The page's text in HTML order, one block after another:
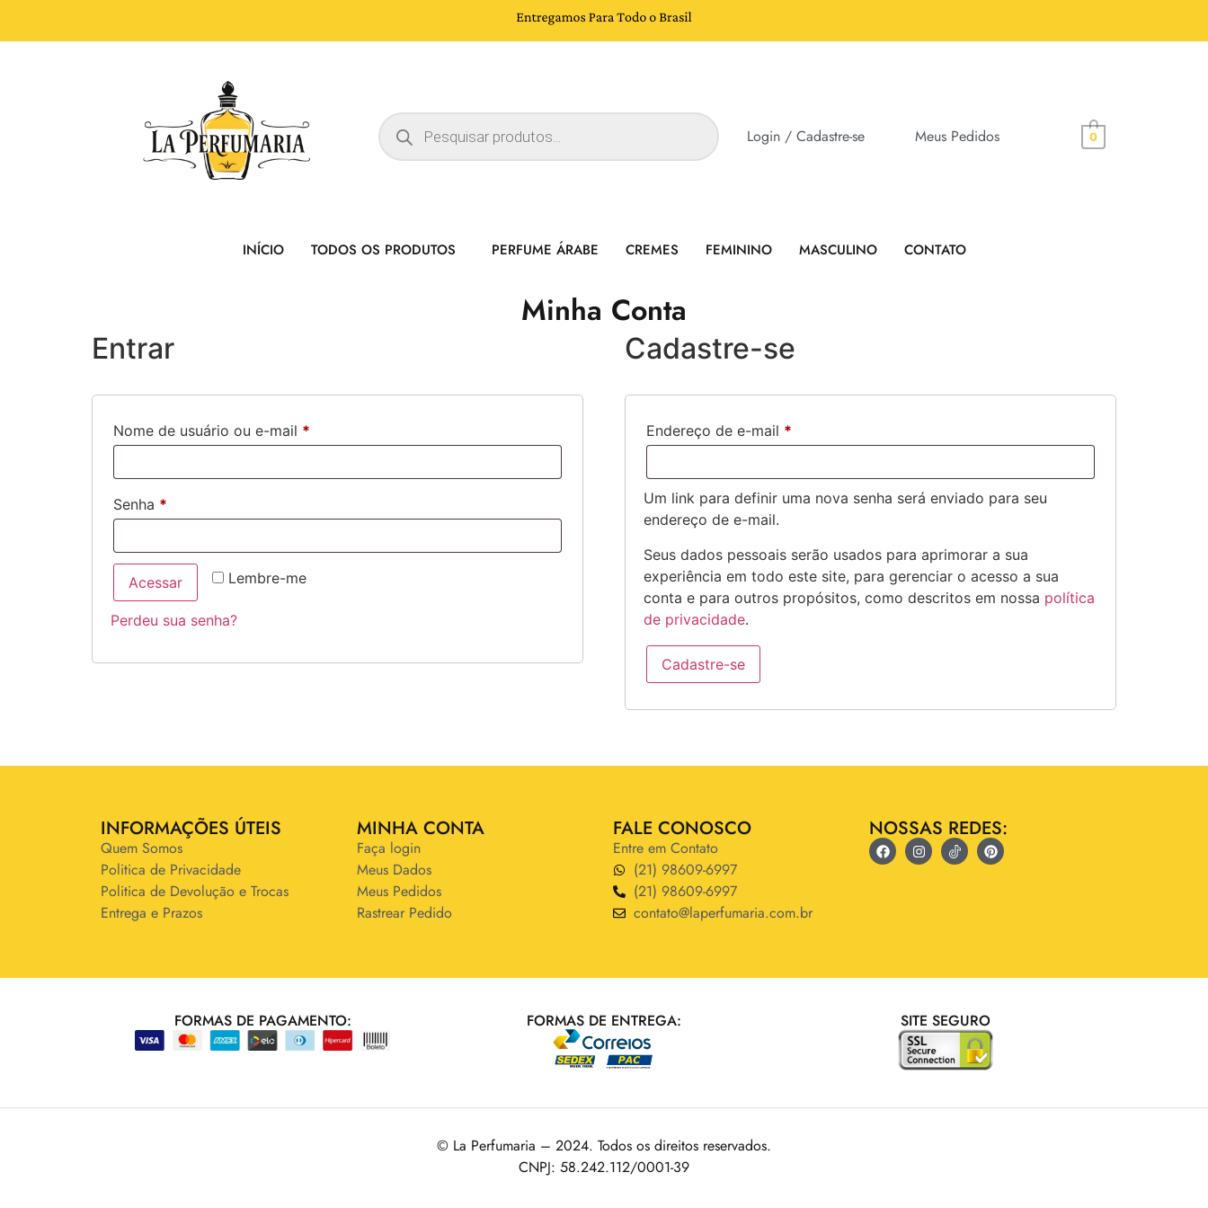
Login / Cadastre-se Meus Pedidos 0
INÍCIO TODOS OS PRODUTOS PERFUME ÁRABE CREMES FEMININO MASCULINO CONTATO
Minha Conta
Entrar
Nome de usuário ou e-mail *
Senha *
Lembre-me
Acessar
Perdeu sua senha?
Cadastre-se
Endereço de e-mail *
Um link para definir uma nova senha será enviado para seu
endereço de e-mail.
Seus dados pessoais serão usados para aprimorar a sua
experiência em todo este site, para gerenciar o acesso a sua
conta e para outros propósitos, como descritos em nossa política
de privacidade.
Cadastre-se
INFORMAÇÕES ÚTEIS
Quem Somos
Politica de Privacidade
Politica de Devolução e Trocas
Entrega e Prazos
MINHA CONTA
Faça login
Meus Dados
Meus Pedidos
Rastrear Pedido
FALE CONOSCO
Entre em Contato
(21) 98609-6997
(21) 98609-6997
contato@laperfumaria.com.br
NOSSAS REDES:
FORMAS DE PAGAMENTO: FORMAS DE ENTREGA: SITE SEGURO
© La Perfumaria – 2024. Todos os direitos reservados.
CNPJ: 58.242.112/0001-39